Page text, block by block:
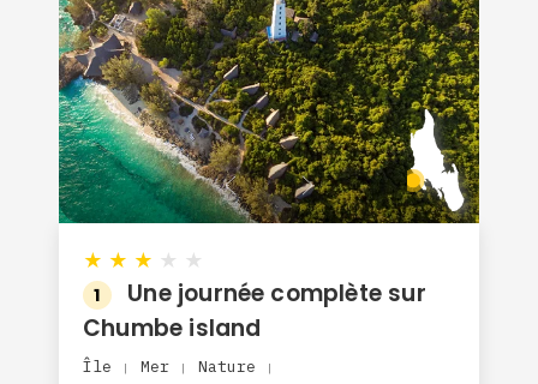
★ ★ ★ ★ ★
1
Une journée complète sur
Chumbe island
Île | Mer | Nature |